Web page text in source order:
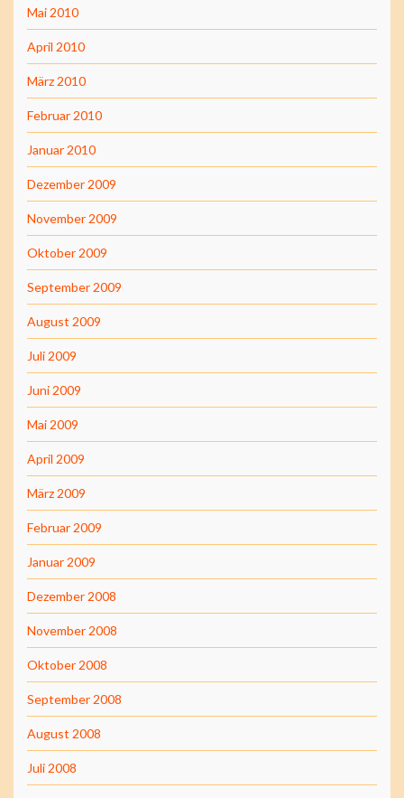
Mai 2010
April 2010
März 2010
Februar 2010
Januar 2010
Dezember 2009
November 2009
Oktober 2009
September 2009
August 2009
Juli 2009
Juni 2009
Mai 2009
April 2009
März 2009
Februar 2009
Januar 2009
Dezember 2008
November 2008
Oktober 2008
September 2008
August 2008
Juli 2008